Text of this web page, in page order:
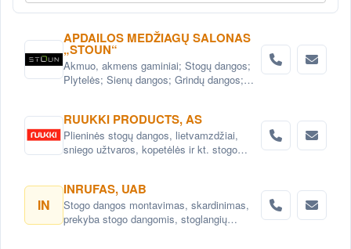
APDAILOS MEDŽIAGŲ SALONAS
„STOUN“
Akmuo, akmens gaminiai; Stogų dangos;
Plytelės; Sienų dangos; Grindų dangos;
RUUKKI PRODUCTS, AS
Plieninės stogų dangos, lietvamzdžiai,
sniego užtvaros, kopetėlės ir kt. stogo
IN
INRUFAS, UAB
Stogo dangos montavimas, skardinimas,
prekyba stogo dangomis, stoglangių